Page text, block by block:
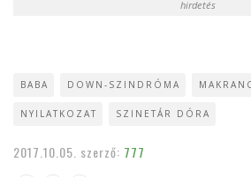
hirdetés
BABA DOWN-SZINDRÓMA
NYILATKOZAT SZINETÁR DÓRA
2017.10.05. szerző: 777